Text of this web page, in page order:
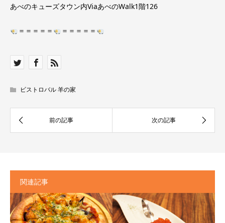
あべのキューズタウン内ViaあべのWalk1階126
＝＝＝＝＝ ＝＝＝＝＝
ビストロバル 羊の家
関連記事